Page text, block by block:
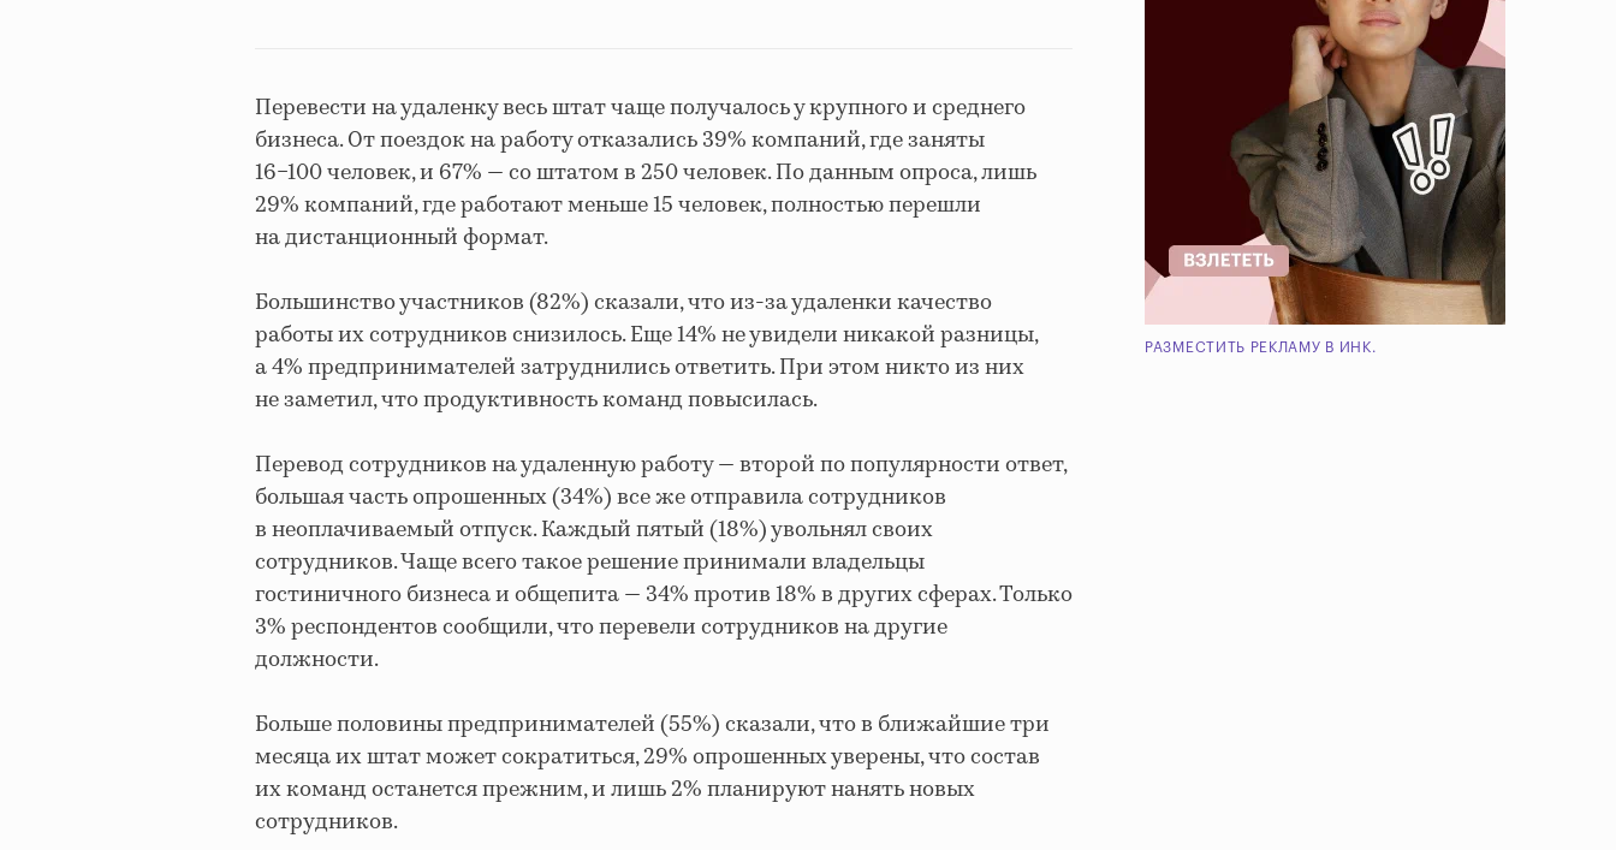
Перевести на удаленку весь штат чаще получалось у крупного и среднего
бизнеса. От поездок на работу отказались 39% компаний, где заняты
16−100 человек, и 67% — со штатом в 250 человек. По данным опроса, лишь
29% компаний, где работают меньше 15 человек, полностью перешли
на дистанционный формат.
Большинство участников (82%) сказали, что из-за удаленки качество
работы их сотрудников снизилось. Еще 14% не увидели никакой разницы,
а 4% предпринимателей затруднились ответить. При этом никто из них
не заметил, что продуктивность команд повысилась.
Перевод сотрудников на удаленную работу — второй по популярности ответ,
большая часть опрошенных (34%) все же отправила сотрудников
в неоплачиваемый отпуск. Каждый пятый (18%) увольнял своих
сотрудников. Чаще всего такое решение принимали владельцы
гостиничного бизнеса и общепита — 34% против 18% в других сферах. Только
3% респондентов сообщили, что перевели сотрудников на другие
должности.
Больше половины предпринимателей (55%) сказали, что в ближайшие три
месяца их штат может сократиться, 29% опрошенных уверены, что состав
их команд останется прежним, и лишь 2% планируют нанять новых
сотрудников.
РАЗМЕСТИТЬ РЕКЛАМУ В ИНК.